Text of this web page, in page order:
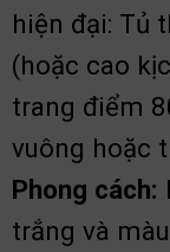
hiện đại: Tủ
(hoặc cao
trang điểm
vuông hoặc
Phong cách:
trắng và